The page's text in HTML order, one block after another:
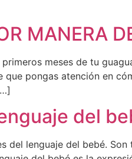
MANERA
meses de tu
pongas atención en
del
del lenguaje del bebé.